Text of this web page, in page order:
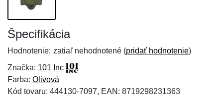
Špecifikácia
Hodnotenie: zatiaľ nehodnotené (pridať hodnotenie)
Značka: 101 Inc
Farba: Olivová
Kód tovaru: 444130-7097, EAN: 8719298231363